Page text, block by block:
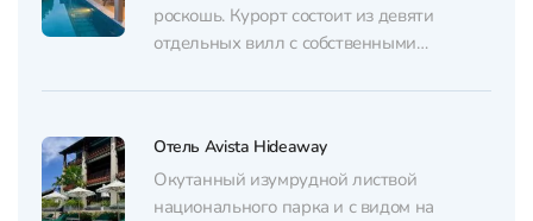
роскошь. Курорт состоит из девяти
отдельных вилл с собственными
подходящими для романтического или
ждут современные удобства, включая
полностью оборудованные кухни и
просторные ванные комнаты. На
Отель Avista Hideaway
Окутанный изумрудной листвой
национального парка и с видом на